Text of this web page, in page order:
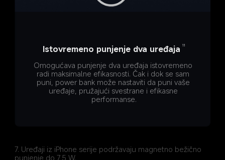
Istovremeno punjenje dva uređaja 11
Omogućava punjenje dva uređaja istovremeno
radi maksimalne efikasnosti. Čak i dok se sam
puni, power bank može nastaviti da puni vaše
uređaje, pružajući svestrane i efikasne
performanse.
7. Uređaji iz iPhone serije podržavaju magnetno bežično
punjenje do 7,5 W.